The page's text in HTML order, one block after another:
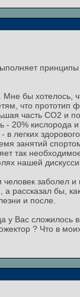
бы хотелось,
что прототип
часть СО2 и
- 20% кислорода
- в легких
занятий
так
нашей
заболел
а рассказал бы,
и после.
Вас сложилось
? Что в